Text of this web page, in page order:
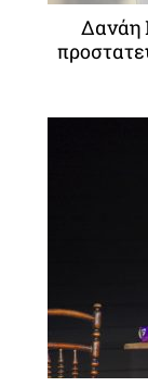
Δανάη